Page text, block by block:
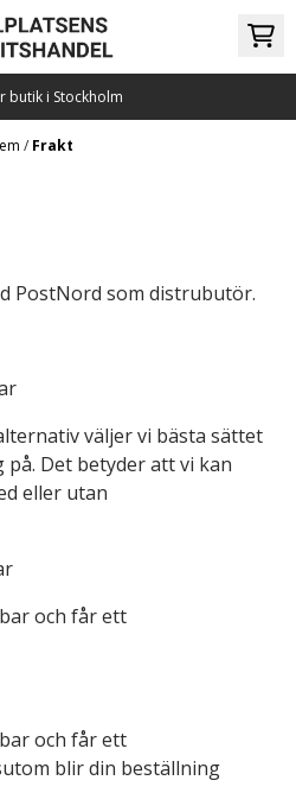
butik i Stockholm
/ Frakt
PostNord som distrubutör.
väljer vi bästa sättet
Det betyder att vi kan
eller utan
och får ett
och får ett
blir din beställning